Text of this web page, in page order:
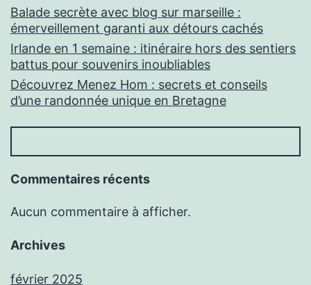
Balade secrète avec blog sur marseille :
émerveillement garanti aux détours cachés
Irlande en 1 semaine : itinéraire hors des sentiers
battus pour souvenirs inoubliables
Découvrez Menez Hom : secrets et conseils
d’une randonnée unique en Bretagne
Commentaires récents
Aucun commentaire à afficher.
Archives
février 2025